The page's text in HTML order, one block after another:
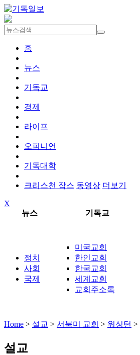
홈
뉴스
기독교
경제
라이프
오피니언
기독대학
크리스천 잡스 동영상 더보기
X
뉴스
기독교
정치
사회
국제
미국교회
한인교회
한국교회
세계교회
교회주소록
Home > 설교 > 서북미 교회 > 워싱턴 >
설교